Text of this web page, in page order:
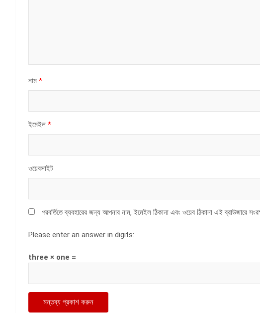
নাম *
ইমেইল *
ওয়েবসাইট
পরবর্তিতে ব্যবহারের জন্য আপনার নাম, ইমেইল ঠিকানা এবং ওয়েব ঠিকানা এই ব্রাউজারে
Please enter an answer in digits:
three × one =